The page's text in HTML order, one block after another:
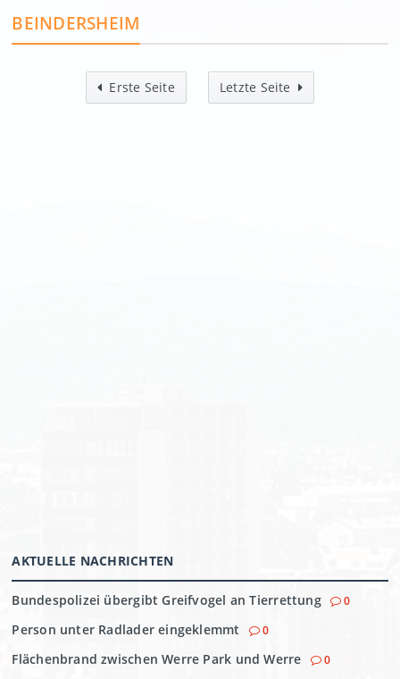
BEINDERSHEIM
Erste Seite Letzte Seite
AKTUELLE NACHRICHTEN
Bundespolizei übergibt Greifvogel an Tierrettung 0
Person unter Radlader eingeklemmt 0
Flächenbrand zwischen Werre Park und Werre 0